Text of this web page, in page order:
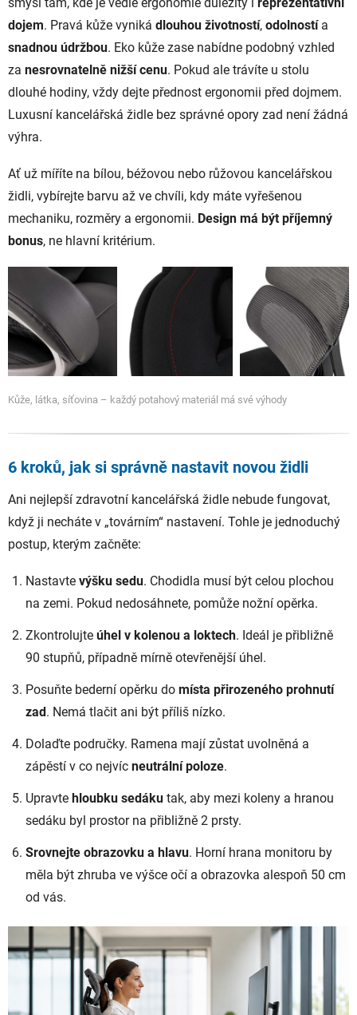
dojem. Pravá kůže vyniká dlouhou životností, odolnostía
snadnou údržbou. Eko kůže zase nabídne podobný vzhled
za nesrovnatelně nižší cenu. Pokud ale trávíte u stolu
dlouhé hodiny, vždy dejte přednost ergonomii před dojmem.
Luxusní kancelářská židle bez správné opory zad není žádná
výhra.
Ať už míříte na bílou, béžovou nebo růžovou kancelářskou
židli, vybírejte barvu až ve chvíli, kdy máte vyřešenou
mechaniku, rozměry a ergonomii. Design má být příjemný
bonus, ne hlavní kritérium.
Kůže, látka, síťovina – každý potahový materiál má své výhody
6 kroků, jak si správně nastavit novou židli
Ani nejlepší zdravotní kancelářská židle nebude fungovat,
když ji necháte v „továrním“ nastavení. Tohle je jednoduchý
postup, kterým začněte:
Nastavte výšku sedu. Chodidla musí být celou plochou
na zemi. Pokud nedosáhnete, pomůže nožní opěrka.
Zkontrolujte úhel v kolenou a loktech. Ideál je přibližně
90 stupňů, případně mírně otevřenější úhel.
Posuňte bederní opěrku do místa přirozeného prohnutí
zad. Nemá tlačit ani být příliš nízko.
Dolaďte područky. Ramena mají zůstat uvolněná a
zápěstí v co nejvíc neutrální poloze.
Upravte hloubku sedáku tak, aby mezi koleny a hranou
sedáku byl prostor na přibližně 2 prsty.
Srovnejte obrazovku a hlavu. Horní hrana monitoru by
měla být zhruba ve výšce očí a obrazovka alespoň 50 cm
od vás.